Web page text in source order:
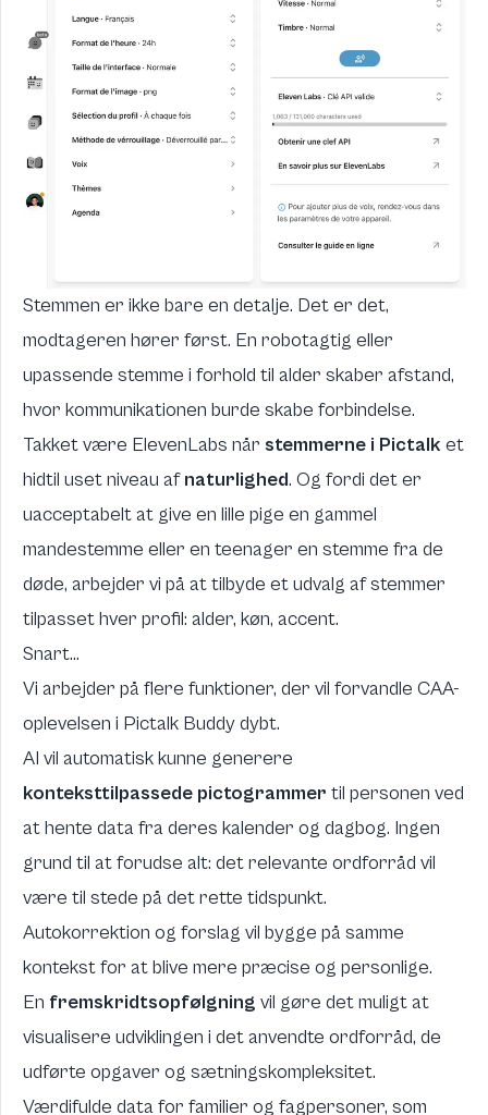
Stemmen er ikke bare en detalje. Det er det,
modtageren hører først. En robotagtig eller
upassende stemme i forhold til alder skaber afstand,
hvor kommunikationen burde skabe forbindelse.
Takket være ElevenLabs når stemmerne i Pictalk et
hidtil uset niveau afnaturlighed. Og fordi det er
uacceptabelt at give en lille pige en gammel
mandestemme eller en teenager en stemme fra de
døde, arbejder vi på at tilbyde et udvalg af stemmer
tilpasset hver profil: alder, køn, accent.
Snart...
Vi arbejder på flere funktioner, der vil forvandle CAA-
oplevelsen i Pictalk Buddy dybt.
AI vil automatisk kunne generere
konteksttilpassede pictogrammer til personen ved
at hente data fra deres kalender og dagbog. Ingen
grund til at forudse alt: det relevante ordforråd vil
være til stede på det rette tidspunkt.
Autokorrektion og forslag vil bygge på samme
kontekst for at blive mere præcise og personlige.
En fremskridtsopfølgning vil gøre det muligt at
visualisere udviklingen i det anvendte ordforråd, de
udførte opgaver og sætningskompleksitet.
Værdifulde data for familier og fagpersoner, som